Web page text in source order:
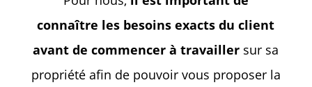
connaître les besoins exacts du client
avant de commencer à travailler sur sa
propriété afin de pouvoir vous proposer la